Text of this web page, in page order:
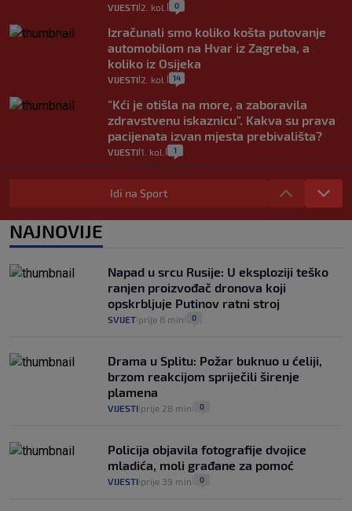
VIJESTI 2. kol. 0
Izračunali smo koliko košta putovanje
automobilom na Hvar iz Zagreba, a
koliko iz Osijeka
VIJESTI 2. kol. 14
"Kći je otišla na more, a zaboravila
zdravstvenu iskaznicu". Kakva su prava
pacijenata izvan mjesta prebivališta?
VIJESTI 1. kol. 1
Provjerili smo "što ćemo onda" ako
Plenković na 15 dana ukine mjere: "Ne bi
se dogodilo ništa. Vlada se zaljubila u te
intervencije"
Analitičar o Mostu: Oni su u yin-yang
poziciji i imaju drugog najpoznatijeg
bravara u povijesti Hrvatske
VIJESTI 30. srp. 16
Idi na Sport
NAJNOVIJE
Napad u srcu Rusije: U eksploziji teško
ranjen proizvođač dronova koji
opskrbljuje Putinov ratni stroj
SVIJET prije 8 min 0
Drama u Splitu: Požar buknuo u ćeliji,
brzom reakcijom spriječili širenje
plamena
VIJESTI prije 28 min 0
Policija objavila fotografije dvojice
mladića, moli građane za pomoć
VIJESTI prije 39 min 0